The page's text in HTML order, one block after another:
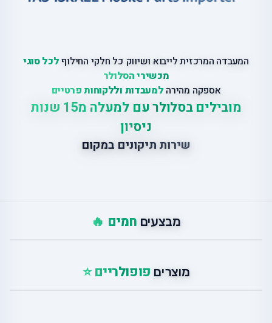
המעבדה המרכזית לייבוא ושיווק כל חלקי החילוףלכל סוגי
מכשירי הסלולר
אספקה מהירה למעבדות וללקוחות פרטיים
מובילים בסלולר עם למעלה מ15 שנות
ניסיון
שירות תיקונים במקום
מבצעים חמים 🔥
מוצרים פופולריים ⭐